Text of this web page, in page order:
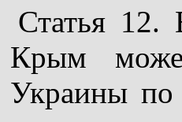
Статья 12.
Крым
Украины по